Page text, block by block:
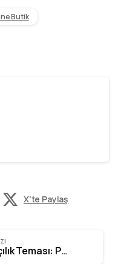
Butik
X'te Paylaş
WordPress Fotoğrafçılık Teması: Portföyünüzü Sergilemenin En İyi Yolu